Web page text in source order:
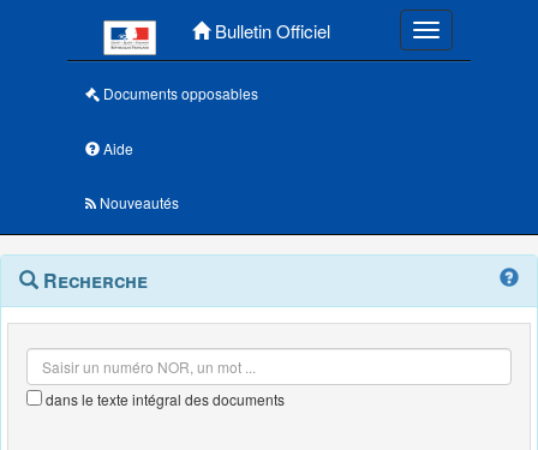
Bulletin Officiel Toggle
Documents opposables
Aide
Nouveautés
Navigation
outils
Menu
contextuel
Recherche
dans le texte intégral des documents